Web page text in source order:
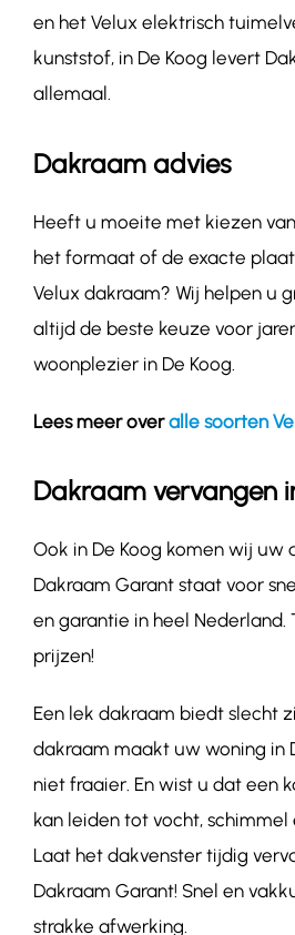
en het Velux elektrisch
kunststof, in De Koog levert
allemaal.
Dakraam advies
Heeft u moeite met kiezen
het formaat of de exacte
Velux dakraam? Wij helpen u
altijd de beste keuze voor
woonplezier in De Koog.
Lees meer overalle soorten
Dakraam vervangen
Ook in De Koog komen wij uw
Dakraam Garant staat voor
en garantie in heel Nederland.
prijzen!
Een lek dakraam biedt slecht
dakraam maakt uw woning in
niet fraaier. En wist u dat een
kan leiden tot vocht, schimmel
Laat het dakvenster tijdig
Dakraam Garant! Snel en
strakke afwerking.